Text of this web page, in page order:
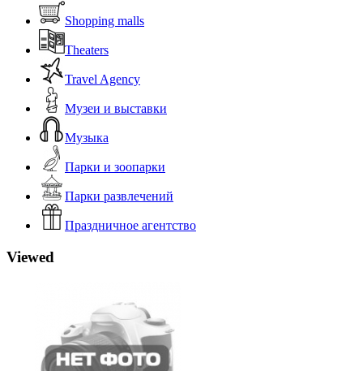
Shopping malls
Theaters
Travel Agency
Музеи и выставки
Музыка
Парки и зоопарки
Парки развлечений
Праздничное агентство
Viewed